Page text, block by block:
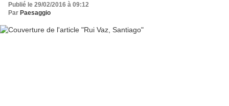
Publié le 29/02/2016 à 09:12
Par Paesaggio